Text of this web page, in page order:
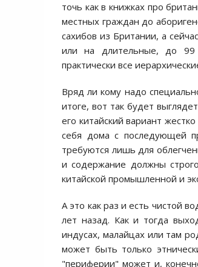
точь как в книжках про
местных граждан до
сахибов из Британии, а
или на длительные, до 99
практически все
Вряд ли кому надо
итоге, вот так будет
его китайский вариант
себя дома с последующей
требуются лишь для
и содержание должны
китайской промышленной и
А это как раз и есть чистой
лет назад. Как и тогда
индусах, малайцах или там
может быть только
"периферии" может и,